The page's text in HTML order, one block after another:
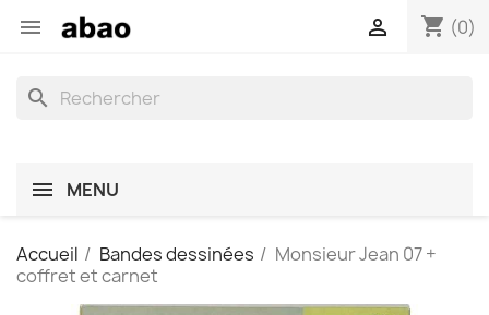
 shopping_cart (0)

search
MENU
Accueil Bandes dessinées
Monsieur Jean 07 +
coffret et carnet